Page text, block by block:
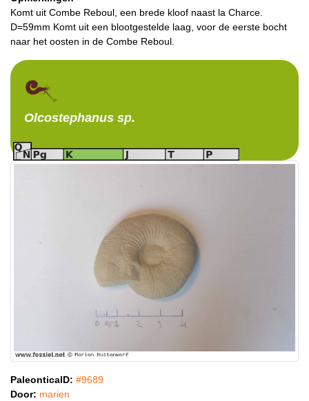
Komt uit Combe Reboul, een brede kloof naast la Charce.
D=59mm Komt uit een blootgestelde laag, voor de eerste bocht
naar het oosten in de Combe Reboul.
Olcostephanus sp.
PaleonticaID: #9689
Door: marien